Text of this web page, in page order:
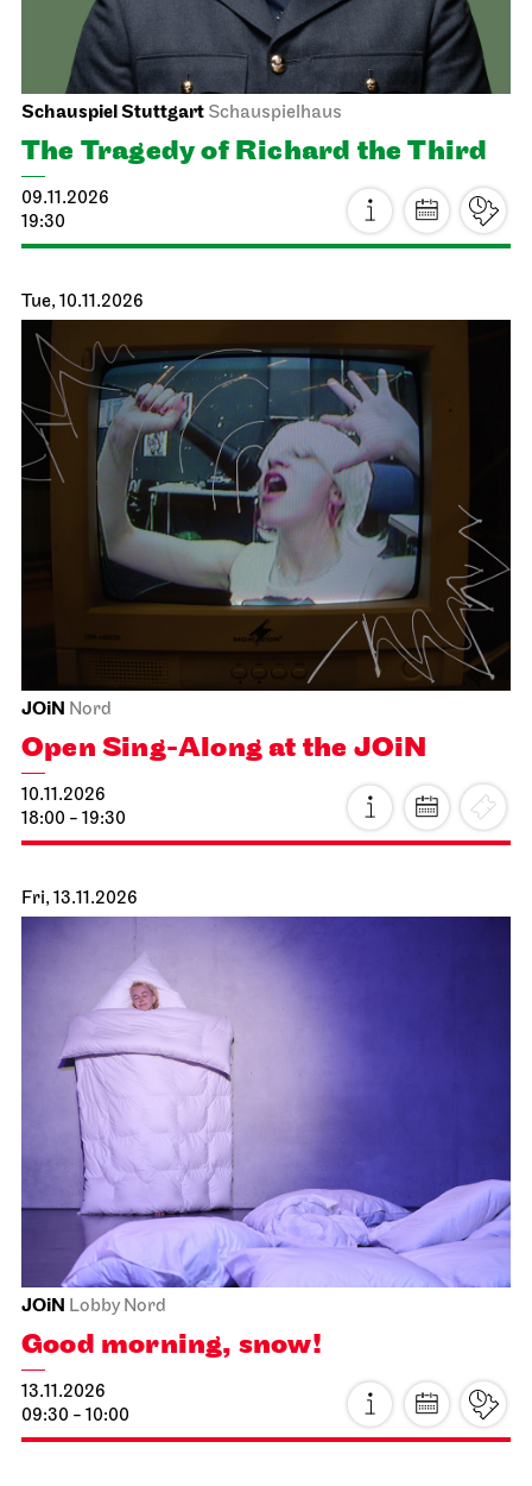
Staatstheater StuttgartMeeting point staircase opera
Einblicke
24.10.2026
14:15 - 15:45
Staatsoper Stuttgart Opernhaus
I Did It My Way
19:30 - 21:15
Schauspiel Stuttgart
Schauspielhaus
Revival
Hamlet
24.10.2026
19:30 - 22:30